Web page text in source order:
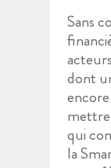
Sans
dont
mettre
qui
la